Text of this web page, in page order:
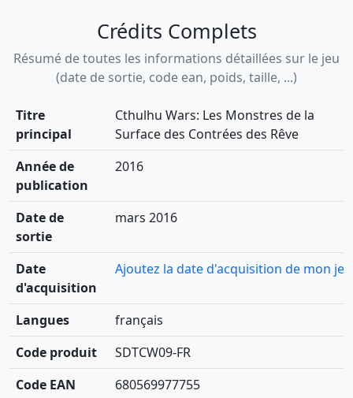
Crédits Complets
Résumé de toutes les informations détaillées sur le jeu
(date de sortie, code ean, poids, taille, ...)
Titre
principal
Cthulhu Wars: Les Monstres de la
Surface des Contrées des Rêve
Année de
publication
2016
Date de
sortie
mars 2016
Date
d'acquisition
Ajoutez la date d'acquisition de mon jeu
Langues
français
Code produit
SDTCW09-FR
Code EAN
680569977755